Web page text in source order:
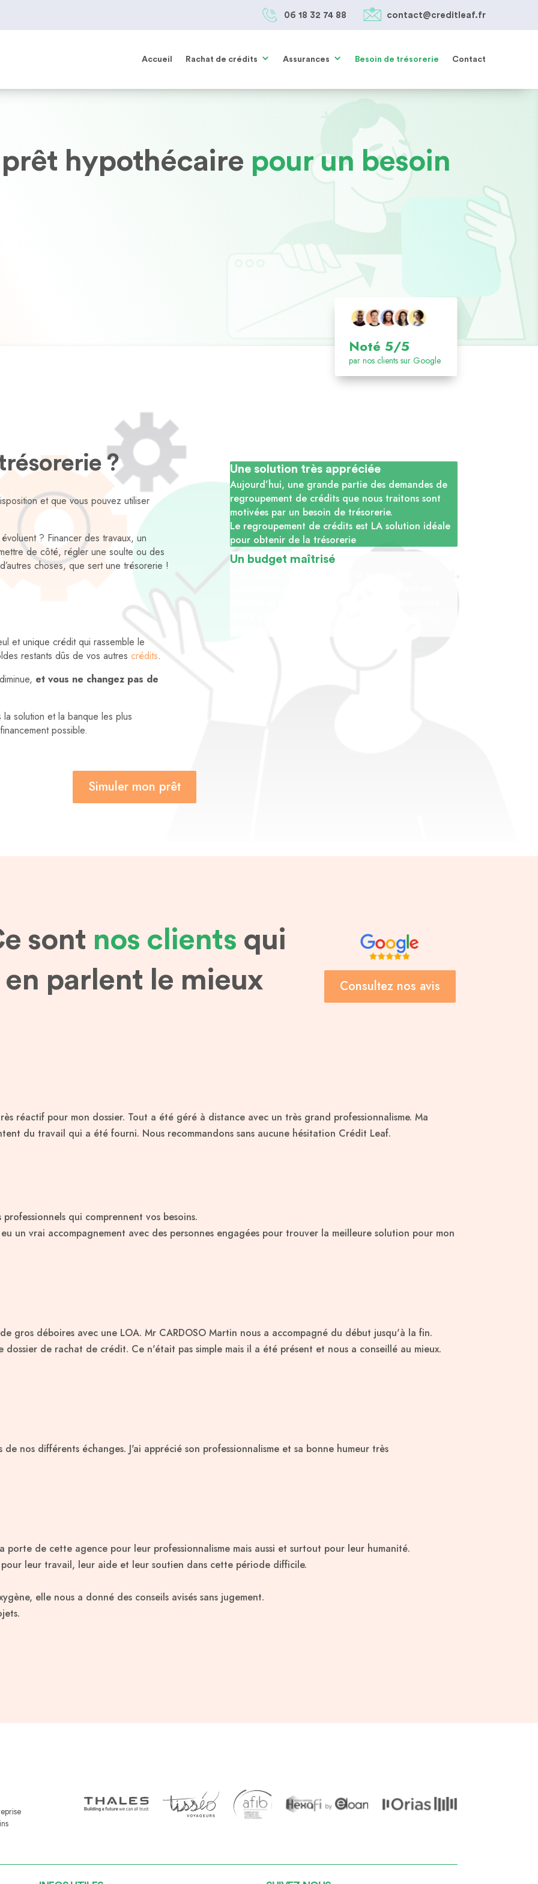
06 18 32 74 88 contact@creditleaf.fr
Accueil Rachat de crédits Assurances Besoin de trésorerie Contact
SIMULER MON PRÊT
05 61 38 27 85
hypothécaire pour un besoin
Noté 5/5
par nos clients sur Google
?
et que vous pouvez utiliser
? Financer des travaux, un
de côté, régler une soulte ou des
choses, que sert une trésorerie !
et unique crédit qui rassemble le
restants dûs de vos autrescrédits.
et vous ne changez pas de
solution et la banque les plus
possible.
Une solution très appréciée
Aujourd’hui, une grande partie des demandes de
regroupement de crédits que nous traitons sont
motivées par un besoin de trésorerie.
Le regroupement de crédits est LA solution idéale
pour obtenir de la trésorerie
Un budget maîtrisé
Simuler mon prêt
sont nos clients qui
en parlent le mieux
Consultez nos avis
réactif pour mon dossier. Tout a été géré à distance avec un très grand professionnalisme. Ma
du travail qui a été fourni. Nous recommandons sans aucune hésitation Crédit Leaf.
qui comprennent vos besoins.
un vrai accompagnement avec des personnes engagées pour trouver la meilleure solution pour mon
gros déboires avec une LOA. Mr CARDOSO Martin nous a accompagné du début jusqu'à la fin.
de rachat de crédit. Ce n'était pas simple mais il a été présent et nous a conseillé au mieux.
nos différents échanges. J'ai apprécié son professionnalisme et sa bonne humeur très
porte de cette agence pour leur professionnalisme mais aussi et surtout pour leur humanité.
pour leur travail, leur aide et leur soutien dans cette période difficile.
elle nous a donné des conseils avisés sans jugement.